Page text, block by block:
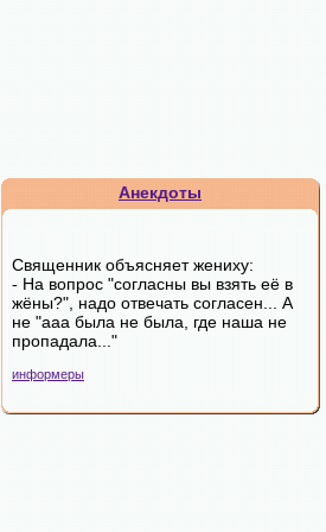
Анекдоты
Священник объясняет жениху:
- На вопрос "согласны вы взять её в
жёны?", надо отвечать согласен... А
не "ааа была не была, где наша не
пропадала..."
информеры